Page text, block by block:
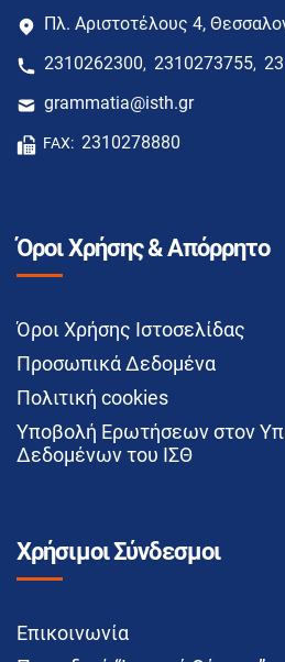
Πλ. Αριστοτέλους 4,
2310262300, 2310273755,
grammatia@isth.gr
FAX: 2310278880
Όροι Χρήσης & Απόρρητο
Όροι Χρήσης Ιστοσελίδας
Προσωπικά Δεδομένα
Πολιτική cookies
Υποβολή Ερωτήσεων στον
Δεδομένων του ΙΣΘ
Χρήσιμοι Σύνδεσμοι
Επικοινωνία